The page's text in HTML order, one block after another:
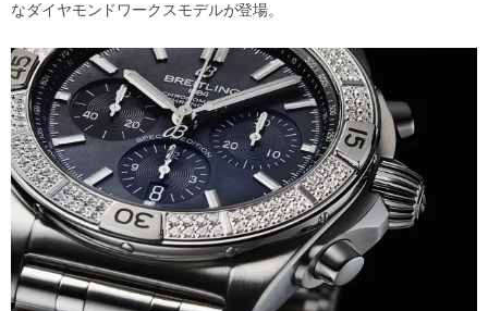
なダイヤモンドワークスモデルが登場。